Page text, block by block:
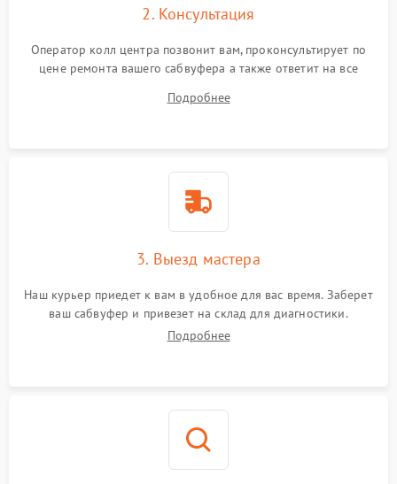
2. Консультация
Оператор колл центра позвонит вам, проконсультирует по
цене ремонта вашего сабвуфера а также ответит на все
Подробнее
3. Выезд мастера
Наш курьер приедет к вам в удобное для вас время. Заберет
ваш сабвуфер и привезет на склад для диагностики.
Подробнее